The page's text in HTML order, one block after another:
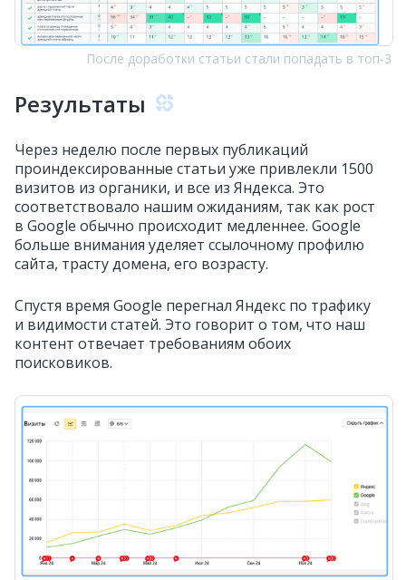
После доработки статьи стали попадать в топ‑3
Результаты
Через неделю после первых публикаций
проиндексированные статьи уже привлекли 1500
визитов из органики, и все из Яндекса. Это
соответствовало нашим ожиданиям, так как рост
в Google обычно происходит медленнее. Google
больше внимания уделяет ссылочному профилю
сайта, трасту домена, его возрасту.
Спустя время Google перегнал Яндекс по трафику
и видимости статей. Это говорит о том, что наш
контент отвечает требованиям обоих
поисковиков.